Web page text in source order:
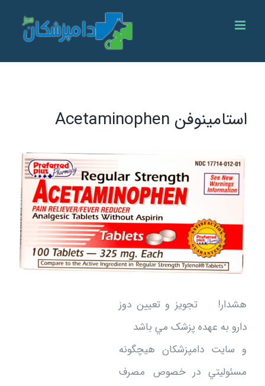
استامينوفن Acetaminophen
View
Larger
هشدار! تجويز و تعيين دوز
دارو به عهده پزشک مي باشد
و سایت دامپزشکان هيچگونه
مسئوليتي در خصوص مصرف